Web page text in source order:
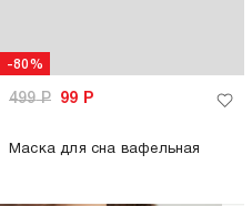
-80%
499Р 99 Р
Маска для сна вафельная